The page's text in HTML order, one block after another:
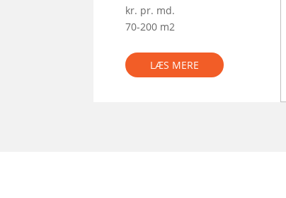
kr. pr. md.
70-200 m2
LÆS MERE